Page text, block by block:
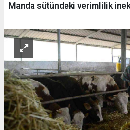
Manda sütündeki verimlilik